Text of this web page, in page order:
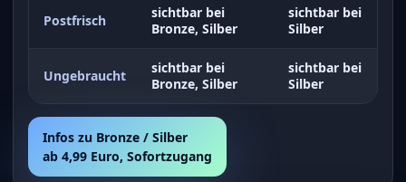
Postfrisch
sichtbar bei
Bronze, Silber
sichtbar bei
Silber
Ungebraucht
sichtbar bei
Bronze, Silber
sichtbar bei
Silber
Infos zu Bronze / Silber
ab 4,99 Euro, Sofortzugang